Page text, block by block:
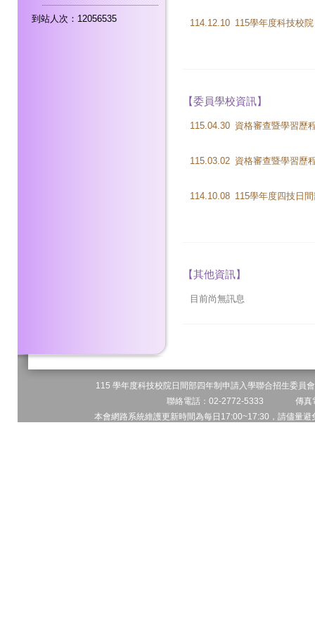
到站人次：12056535 114.12.10
【委員學校資訊】
115.04.30
115.03.02
114.10.08
【其他資訊】
目前尚無訊息
115 學年度科技校院日間部四年制申請入學聯合招生委
聯絡電話：02-2772-5333 傳
本會網路系統維護更新時間為每日17:00~17:30，請儘量